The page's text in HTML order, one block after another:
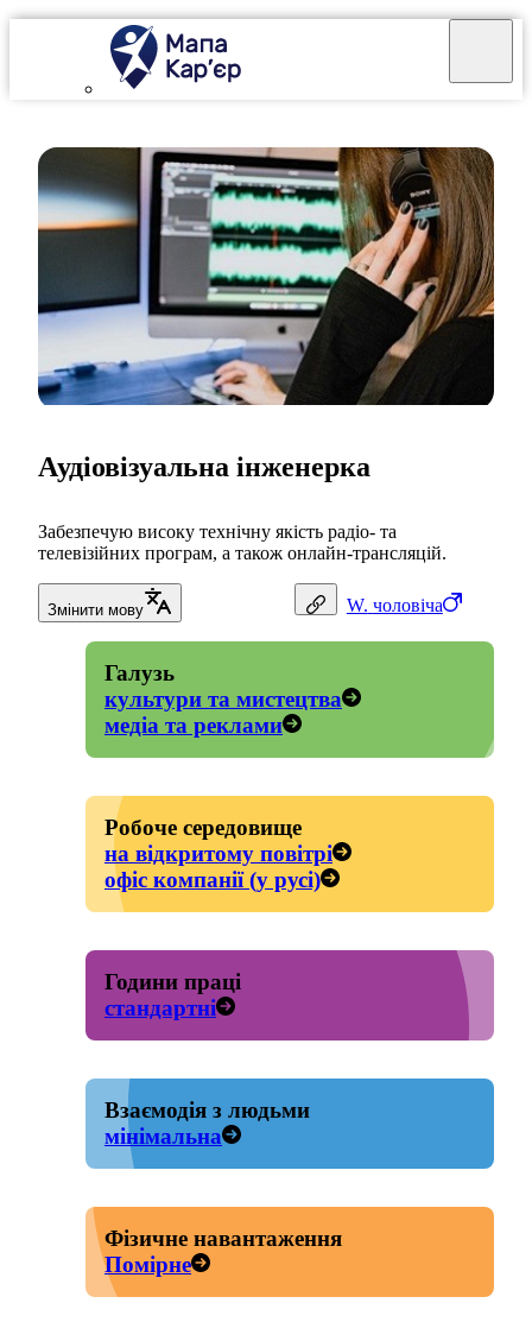
W. чоловіча
Аудіовізуальна інженерка
Забезпечую високу технічну якість радіо- та
телевізійних програм, а також онлайн-трансляцій.
Змінити мову
Галузь
культури та мистецтва
медіа та реклами
Робоче середовище
на відкритому повітрі
офіс компанії (у русі)
Години праці
стандартні
Взаємодія з людьми
мінімальна
Фізичне навантаження
Помірне